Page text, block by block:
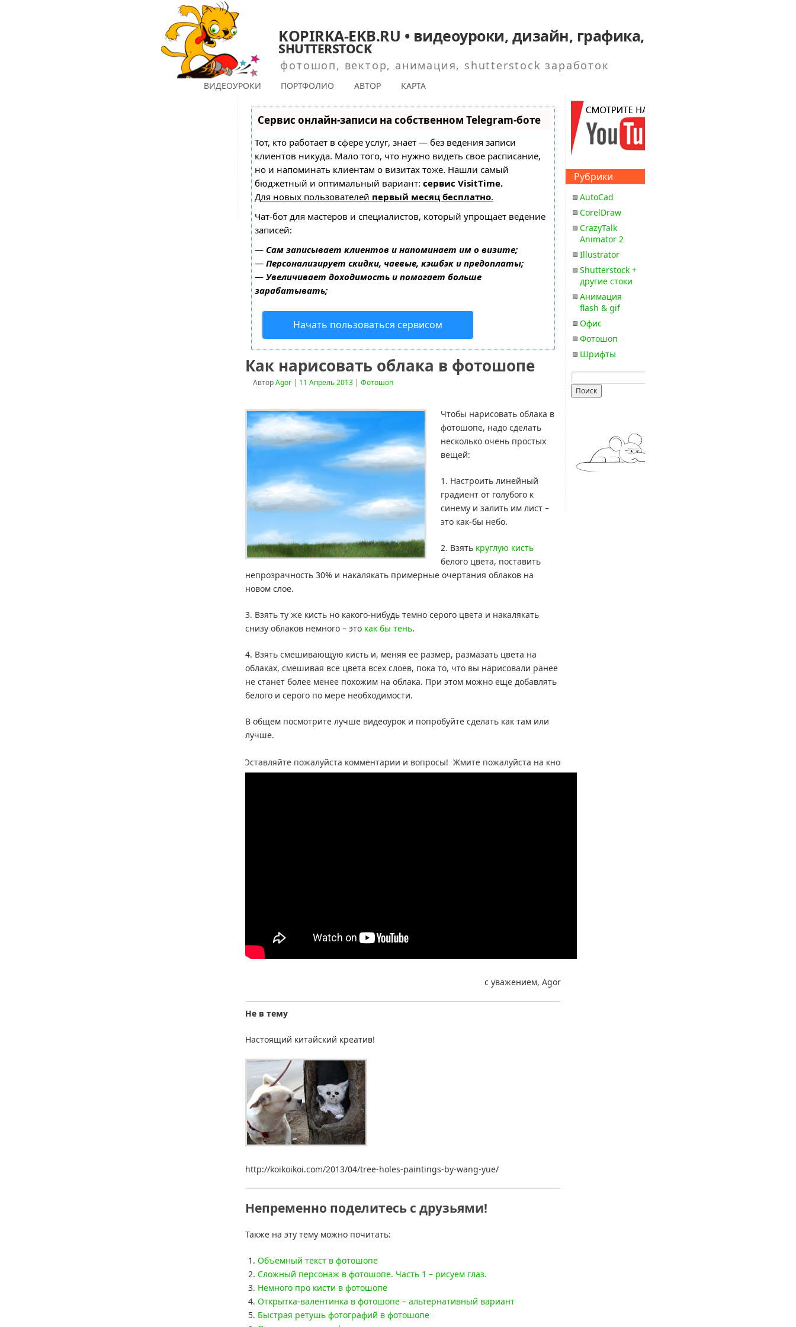
KOPIRKA-EKB.RU • видеоуроки, дизайн, графика,
shutterstock
фотошоп, вектор, анимация, shutterstock заработок
ВИДЕОУРОКИ ПОРТФОЛИО АВТОР КАРТА
Сервис онлайн-записи на собственном Telegram-боте
Тот, кто работает в сфере услуг, знает — без ведения записи
клиентов никуда. Мало того, что нужно видеть свое расписание,
но и напоминать клиентам о визитах тоже. Нашли самый
бюджетный и оптимальный вариант: сервис VisitTime.
Для новых пользователей первый месяц бесплатно.
Чат-бот для мастеров и специалистов, который упрощает ведение
записей:
— Сам записывает клиентов и напоминает им о визите;
— Персонализирует скидки, чаевые, кэшбэк и предоплаты;
— Увеличивает доходимость и помогает больше
зарабатывать;
Начать пользоваться сервисом
Как нарисовать облака в фотошопе
АвторAgor | 11 Апрель 2013 | Фотошоп
Чтобы нарисовать облака в
фотошопе, надо сделать
несколько очень простых
вещей:
1. Настроить линейный
градиент от голубого к
синему и залить им лист –
это как-бы небо.
2. Взять круглую кисть
белого цвета, поставить
непрозрачность 30% и накалякать примерные очертания облаков на
новом слое.
3. Взять ту же кисть но какого-нибудь темно серого цвета и накалякать
снизу облаков немного – это как бы тень.
4. Взять смешивающую кисть и, меняя ее размер, размазать цвета на
облаках, смешивая все цвета всех слоев, пока то, что вы нарисовали ранее
не станет более менее похожим на облака. При этом можно еще добавлять
белого и серого по мере необходимости.
В общем посмотрите лучше видеоурок и попробуйте сделать как там или
лучше.
Оставляйте пожалуйста комментарии и вопросы! Жмите пожалуйста на кнопки социальных сетей!
с уважением, Agor
Не в тему
Настоящий китайский креатив!
http://koikoikoi.com/2013/04/tree-holes-paintings-by-wang-yue/
Непременно поделитесь с друзьями!
Также на эту тему можно почитать:
Объемный текст в фотошопе
Сложный персонаж в фотошопе. Часть 1 – рисуем глаз.
Немного про кисти в фотошопе
Открытка-валентинка в фотошопе – альтернативный вариант
Быстрая ретушь фотографий в фотошопе
Рубрики
AutoCad
CorelDraw
CrazyTalk
Animator 2
Illustrator
Shutterstock +
другие стоки
Анимация
flash & gif
Офис
Фотошоп
Шрифты